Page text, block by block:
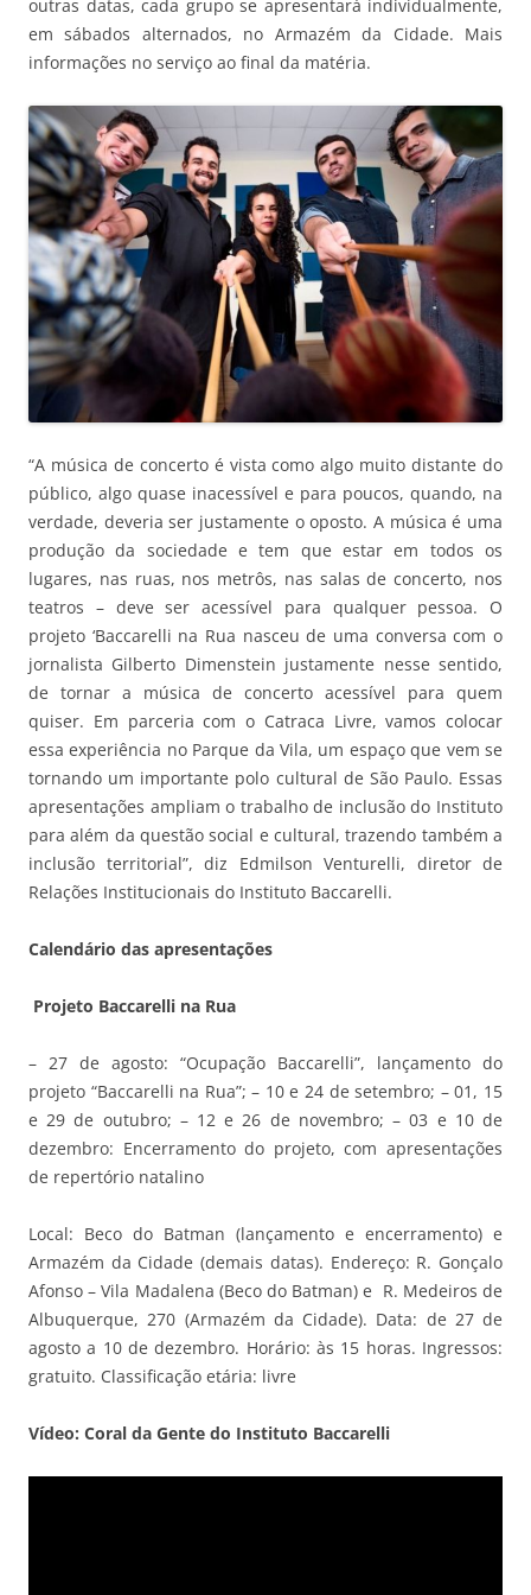
outras datas, cada grupo se apresentará individualmente,
em sábados alternados, no Armazém da Cidade. Mais
informações no serviço ao final da matéria.
“A música de concerto é vista como algo muito distante do
público, algo quase inacessível e para poucos, quando, na
verdade, deveria ser justamente o oposto. A música é uma
produção da sociedade e tem que estar em todos os
lugares, nas ruas, nos metrôs, nas salas de concerto, nos
teatros – deve ser acessível para qualquer pessoa. O
projeto ‘Baccarelli na Rua nasceu de uma conversa com o
jornalista Gilberto Dimenstein justamente nesse sentido,
de tornar a música de concerto acessível para quem
quiser. Em parceria com o Catraca Livre, vamos colocar
essa experiência no Parque da Vila, um espaço que vem se
tornando um importante polo cultural de São Paulo. Essas
apresentações ampliam o trabalho de inclusão do Instituto
para além da questão social e cultural, trazendo também a
inclusão territorial”, diz Edmilson Venturelli, diretor de
Relações Institucionais do Instituto Baccarelli.
Calendário das apresentações
Projeto Baccarelli na Rua
– 27 de agosto: “Ocupação Baccarelli”, lançamento do
projeto “Baccarelli na Rua”; – 10 e 24 de setembro; – 01, 15
e 29 de outubro; – 12 e 26 de novembro; – 03 e 10 de
dezembro: Encerramento do projeto, com apresentações
de repertório natalino
Local: Beco do Batman (lançamento e encerramento) e
Armazém da Cidade (demais datas). Endereço: R. Gonçalo
Afonso – Vila Madalena (Beco do Batman) e R. Medeiros de
Albuquerque, 270 (Armazém da Cidade). Data: de 27 de
agosto a 10 de dezembro. Horário: às 15 horas. Ingressos:
gratuito. Classificação etária: livre
Vídeo: Coral da Gente do Instituto Baccarelli